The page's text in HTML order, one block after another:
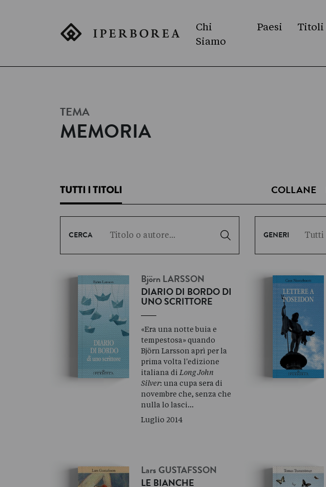
Chi
Siamo
Paesi Titoli
TEMA
MEMORIA
TUTTI I TITOLI COLLANE
CERCA GENERI
Björn LARSSON
DIARIO DI BORDO DI
UNO SCRITTORE
«Era una notte buia e
tempestosa» quando
Björn Larsson aprì per la
prima volta l'edizione
italiana di Long John
Silver: una cupa sera di
novembre che, senza che
nulla lo lasci…
Luglio 2014
Lars GUSTAFSSON
LE BIANCHE